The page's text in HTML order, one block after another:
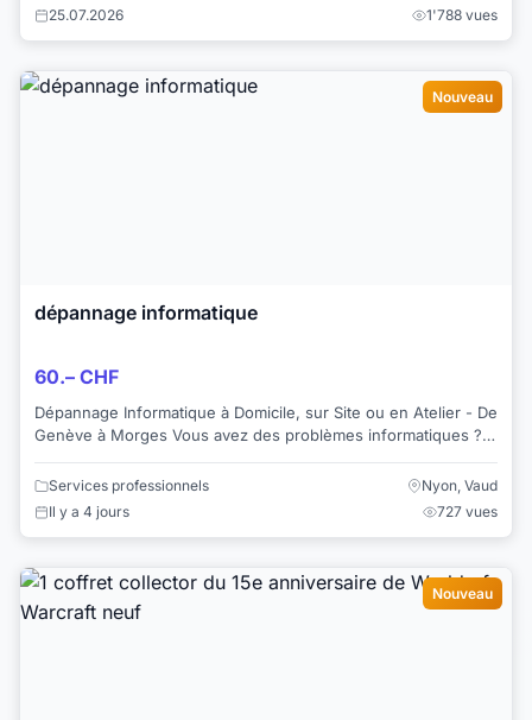
25.07.2026 1'788 vues
Nouveau
dépannage informatique
60.– CHF
Dépannage Informatique à Domicile, sur Site ou en Atelier - De
Genève à Morges Vous avez des problèmes informatiques ?
Nous avons la solution ! ...
Services professionnels
Nyon, Vaud
Il y a 4 jours
727 vues
Nouveau